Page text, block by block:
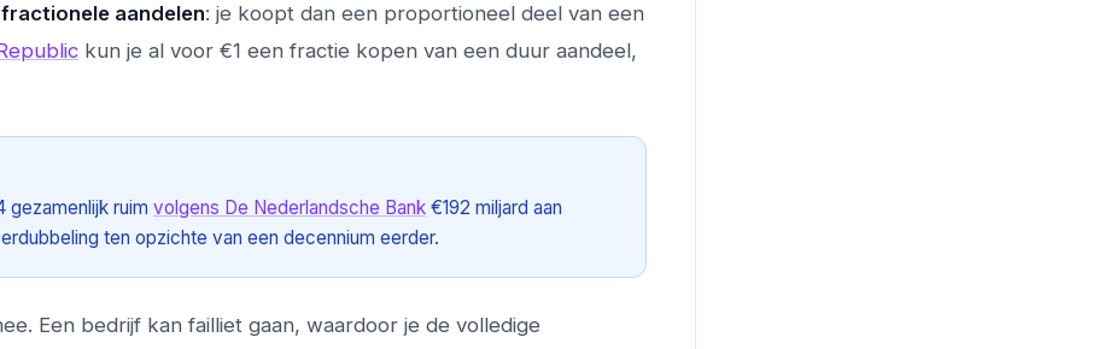
fractionele aandelen: je koopt dan een proportioneel deel van een
kun je al voor €1 een fractie kopen van een duur aandeel,
gezamenlijk ruim volgens De Nederlandsche Bank €192 miljard aan
ten opzichte van een decennium eerder.
Een bedrijf kan failliet gaan, waardoor je de volledige